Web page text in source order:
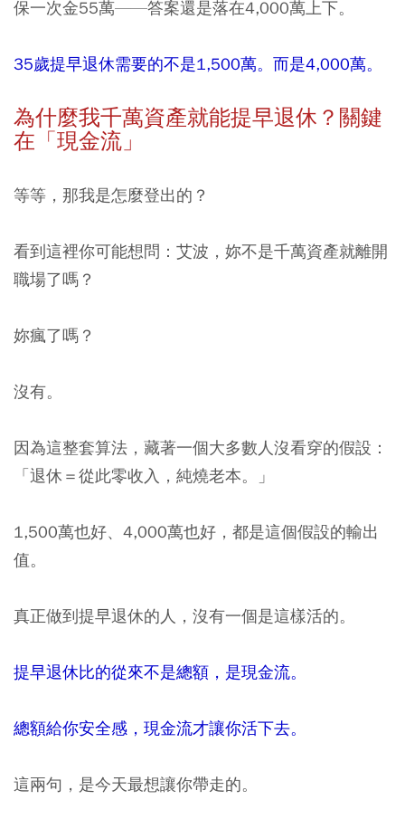
保一次金55萬——答案還是落在4,000萬上下。
35歲提早退休需要的不是1,500萬。而是4,000萬。
為什麼我千萬資產就能提早退休？關鍵
在「現金流」
等等，那我是怎麼登出的？
看到這裡你可能想問：艾波，妳不是千萬資產就離開
職場了嗎？
妳瘋了嗎？
沒有。
因為這整套算法，藏著一個大多數人沒看穿的假設：
「退休＝從此零收入，純燒老本。」
1,500萬也好、4,000萬也好，都是這個假設的輸出
值。
真正做到提早退休的人，沒有一個是這樣活的。
提早退休比的從來不是總額，是現金流。
總額給你安全感，現金流才讓你活下去。
這兩句，是今天最想讓你帶走的。